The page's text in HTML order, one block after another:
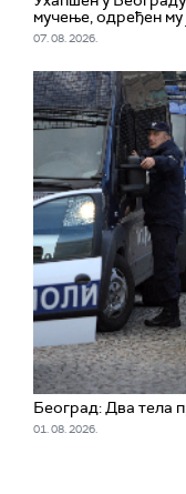
мучење, одређен му
07. 08. 2026.
Београд: Два тела
01. 08. 2026.